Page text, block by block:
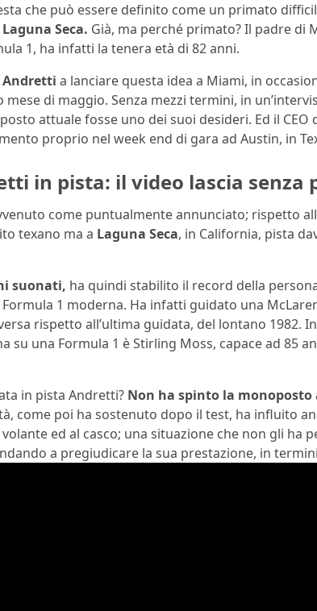
che può essere definito come un primato
Laguna Seca. Già, ma perché primato? Il padre di
1, ha infatti la tenera età di 82 anni.
Andretti a lanciare questa idea a Miami, in
di maggio. Senza mezzi termini, in
attuale fosse uno dei suoi desideri. Ed il CEO
proprio nel week end di gara ad Austin, in
in pista: il video lascia senza
come puntualmente annunciato; rispetto
texano ma a Laguna Seca, in California, pista
suonati, ha quindi stabilito il record della
1 moderna. Ha infatti guidato una
rispetto all’ultima guidata, del lontano 1982.
su una Formula 1 è Stirling Moss, capace ad 85
in pista Andretti? Non ha spinto la
come poi ha sostenuto dopo il test, ha influito
ed al casco; una situazione che non gli ha
a pregiudicare la sua prestazione, in